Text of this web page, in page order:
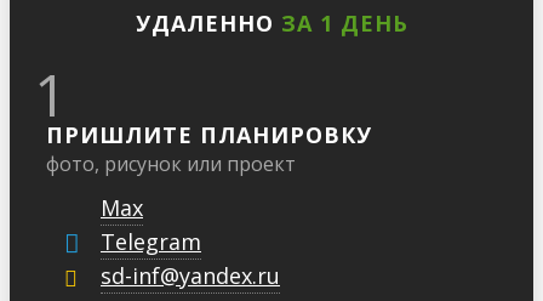
УДАЛЕННО ЗА 1 ДЕНЬ
1
ПРИШЛИТЕ ПЛАНИРОВКУ
фото, рисунок или проект
Max
Telegram
sd-inf@yandex.ru